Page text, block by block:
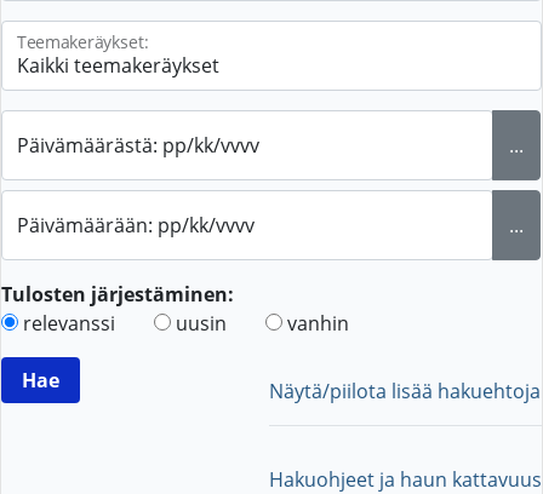
Teemakeräykset:
Päivämäärästä: pp/kk/vvvv ...
Päivämäärään: pp/kk/vvvv ...
Tulosten järjestäminen:
relevanssi
uusin vanhin
Näytä/piilota lisää hakuehtoja
Hakuohjeet ja haun kattavuus